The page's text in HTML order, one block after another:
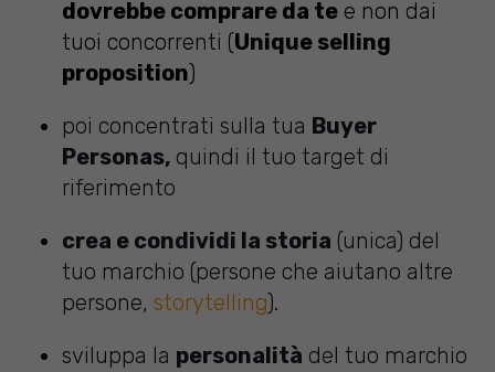
dovrebbe comprare da te e non dai
tuoi concorrenti (Unique selling
proposition)
poi concentrati sulla tua Buyer
Personas, quindi il tuo target di
riferimento
crea e condividi la storia (unica) del
tuo marchio (persone che aiutano altre
persone, storytelling).
sviluppa la personalità del tuo marchio